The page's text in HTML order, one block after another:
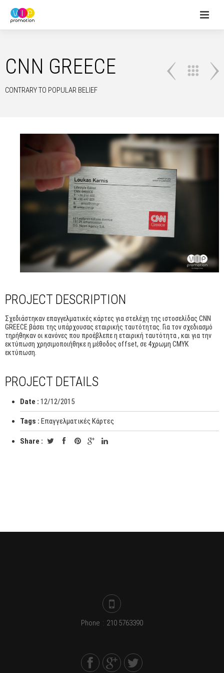
CNN GREECE
CONTRARY TO POPULAR BELIEF
PROJECT DESCRIPTION
Σχεδιάστηκαν επαγγελματικές κάρτες για στελέχη της ιστοσελίδας CNN
GREECE βάσει της υπάρχουσας εταιρικής ταυτότητας. Για τον σχεδιασμό
τηρήθηκαν οι κανόνες που προέβλεπε η εταιρική ταυτότητα , και για την
εκτύπωση χρησιμοποιήθηκε η μέθοδος offset, σε 4χρωμη CMYK
εκτύπωση.
PROJECT DETAILS
Date : 12/12/2015
Tags : Επαγγελματικές Κάρτες
Share :
Phone : 210 5763390